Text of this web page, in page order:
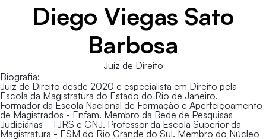
Diego Viegas Sato
Barbosa
Juiz de Direito
Biografia:
Juiz de Direito desde 2020 e especialista em Direito pela
Escola da Magistratura do Estado do Rio de Janeiro.
Formador da Escola Nacional de Formação e Aperfeiçoamento
de Magistrados - Enfam. Membro da Rede de Pesquisas
Judiciárias - TJRS e CNJ. Professor da Escola Superior da
Magistratura - ESM do Rio Grande do Sul. Membro do Núcleo